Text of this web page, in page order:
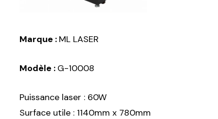
Marque : ML LASER
Modèle : G-10008
Puissance laser : 60W
Surface utile : 1140mm x 780mm